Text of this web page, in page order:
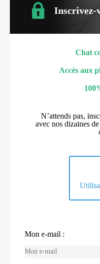
Inscrivez-
Chat
Accès aux
N’attends pas,
avec nos dizaines
Mon e-mail :